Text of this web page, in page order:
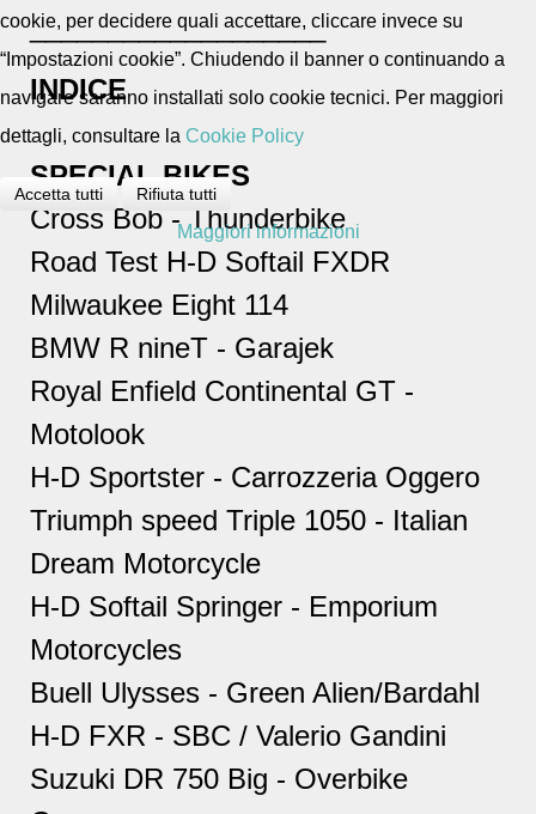
___________________
INDICE
SPECIAL BIKES
Cross Bob - Thunderbike
Road Test H-D Softail FXDR
Milwaukee Eight 114
BMW R nineT - Garajek
Royal Enfield Continental GT -
Motolook
H-D Sportster - Carrozzeria Oggero
Triumph speed Triple 1050 - Italian
Dream Motorcycle
H-D Softail Springer - Emporium
Motorcycles
Buell Ulysses - Green Alien/Bardahl
H-D FXR - SBC / Valerio Gandini
Suzuki DR 750 Big - Overbike
cookie, per decidere quali accettare, cliccare invece su
“Impostazioni cookie”. Chiudendo il banner o continuando a
navigare saranno installati solo cookie tecnici. Per maggiori
dettagli, consultare la Cookie Policy
Accetta tutti Rifiuta tutti
Maggiori informazioni